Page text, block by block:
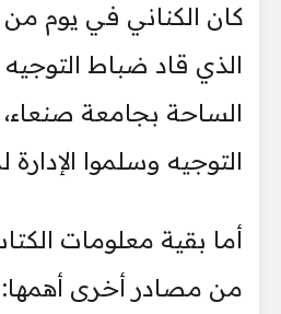
كان الكناني في يوم من
الذي قاد ضباط
الساحة بجامعة
التوجيه وسلموا
أما بقية معلومات
من مصادر أخرى أهمها: